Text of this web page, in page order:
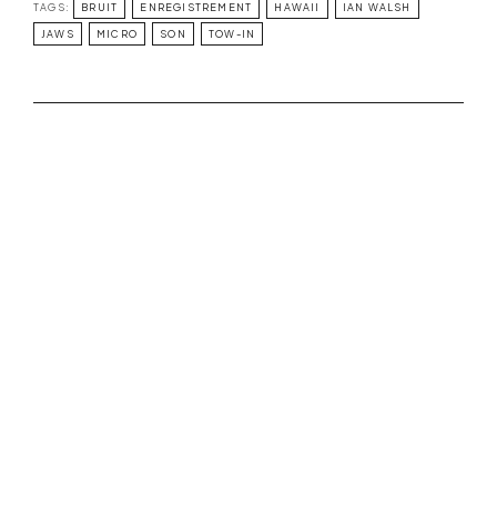
TAGS: BRUIT ENREGISTREMENT HAWAII IAN WALSH
JAWS MICRO SON TOW-IN